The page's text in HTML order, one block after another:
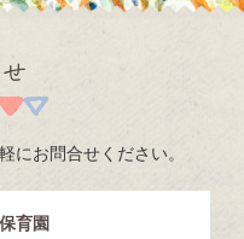
にお問合せください。
育園